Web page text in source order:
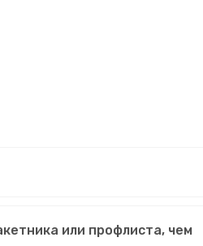
или профлиста, чем